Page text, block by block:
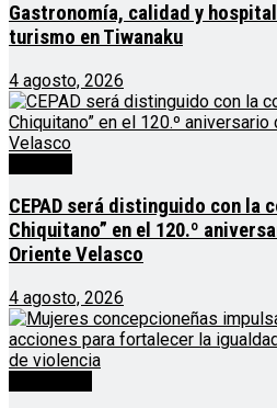
Gastronomía, calidad y
turismo en Tiwanaku
4 agosto, 2026
CEPAD será distinguido con la
Chiquitano” en el 120.º
Oriente Velasco
4 agosto, 2026